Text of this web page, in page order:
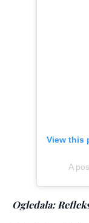
View this
A
Ogledala: